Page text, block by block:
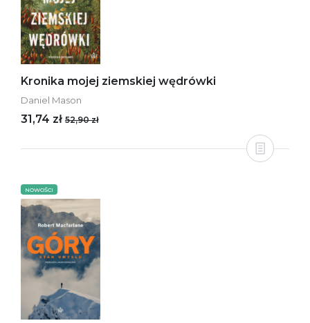
Kronika mojej ziemskiej wędrówki
Daniel Mason
31,74 zł 52,90 zł
NOWOŚCI